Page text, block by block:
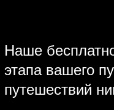
Наше
этапа вашего
путешествий